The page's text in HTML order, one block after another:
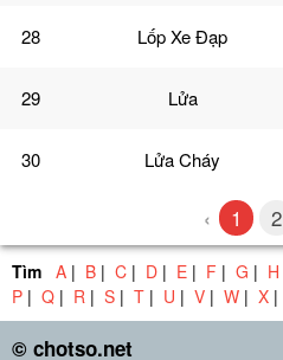
28 Lốp Xe Đạp
29 Lửa
30 Lửa Cháy
‹ 1 2
Tìm A | B | C | D | E | F | G | H
P | Q | R | S | T | U | V | W | X |
© chotso.net